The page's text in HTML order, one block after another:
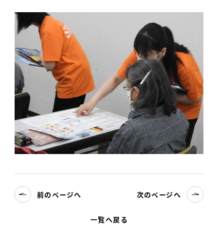
一覧へ戻る
前のページへ 次のページへ